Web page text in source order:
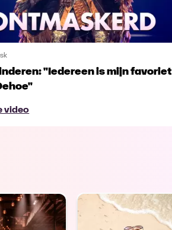
"Iedereen is mijn favoriet
video